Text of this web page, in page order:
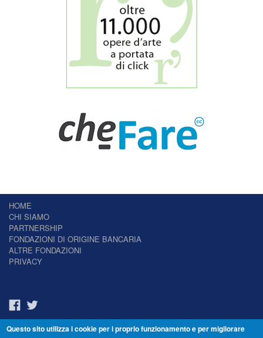
HOME
CHI SIAMO
PARTNERSHIP
FONDAZIONI DI ORIGINE BANCARIA
ALTRE FONDAZIONI
PRIVACY
Il Giornale delle Fondazioni - Periodico telematico
Questo sito utilizza i cookie per i proprio funzionamento e per migliorare